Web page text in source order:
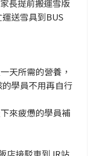
長提前搬運雪版
送雪具到BUS
天所需的營養，
學員不用再自行
來疲憊的學員補